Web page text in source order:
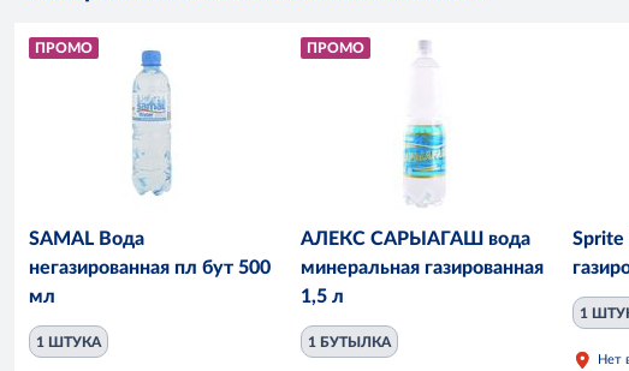
ПРОМО
SAMAL Вода
негазированная пл бут 500
мл
1 ШТУКА
ПРОМО
АЛЕКС САРЫАГАШ вода
минеральная газированная
1,5 л
1 БУТЫЛКА
Sprite
1
Нет